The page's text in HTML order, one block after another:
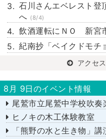
石川さんエベレスト
へ (8/4)
飲酒運転にＮＯ 新宮
紀南抄「ベイクドモチ
アクセ
8月 9日のイベント情報
尾鷲市立尾鷲中学校吹
ヒノキの木工体験教室
「熊野の水と生き物」